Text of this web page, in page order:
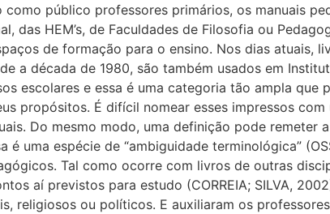
como público professores primários, os manuais
das HEM’s, de Faculdades de Filosofia ou
de formação para o ensino. Nos dias atuais,
a década de 1980, são também usados em
escolares e essa é uma categoria tão ampla
propósitos. É difícil nomear esses impressos
Do mesmo modo, uma definição pode remeter
uma espécie de “ambiguidade terminológica”
Tal como ocorre com livros de outras
aí previstos para estudo (CORREIA; SILVA,
religiosos ou políticos. E auxiliaram os